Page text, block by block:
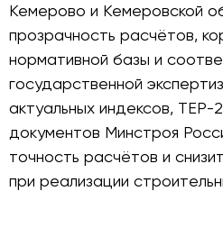
Кемерово и Кемеровской
прозрачность расчётов,
нормативной базы и
государственной
актуальных индексов, ТЕР-
документов Минстроя
точность расчётов и
при реализации